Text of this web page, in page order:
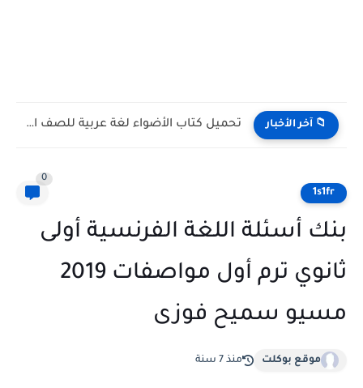
📁 آخر الأخبار تحميل كتاب الأضواء لغة عربية للصف الأول الثانوي الترم الأول...
1s1fr
0
بنك أسئلة اللغة الفرنسية أولى
ثانوي ترم أول مواصفات 2019
مسيو سميح فوزى
موقع بوكلت منذ 7 سنة